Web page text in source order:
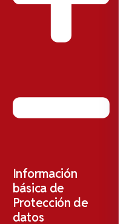
Información
básica de
Protección de
datos